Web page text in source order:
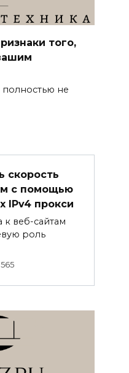
того,
не
скорость
с помощью
IPv4 прокси
к веб-сайтам
роль
565